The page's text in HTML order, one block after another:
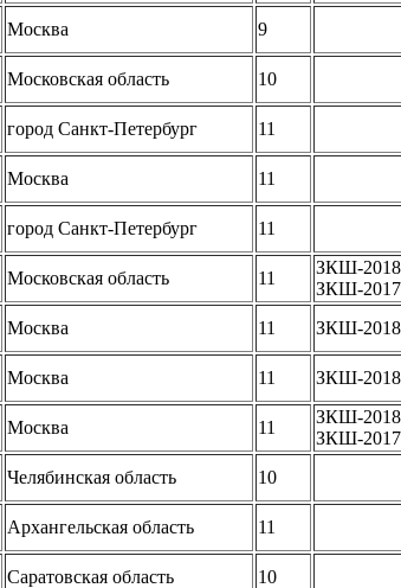
Москва 9
Московская область 10
город Санкт-Петербург 11
Москва 11
город Санкт-Петербург 11
Московская область 11
ЗКШ-
ЗКШ-
Москва 11 ЗКШ-
Москва 11 ЗКШ-
Москва 11
ЗКШ-
ЗКШ-
Челябинская область 10
Архангельская область 11
Саратовская область 10